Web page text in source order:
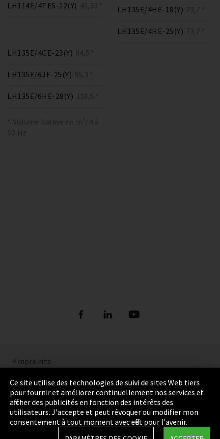
LH114E/4TES-12(Y) 41,33 * LH135E/4HE-18(Y) 73,7 *
LH135E/4HE-25(Y) 73,7 *
LH135E/4GE-23(Y) 84,5 *
LH135E/6JE-25(Y) 95,3 *
LH135E/6HE-28(Y) 110,5 *
* Volume balayé en m³/h à
50 Hz
Empreinte
Politique de confidentialité
Cookie Settings
Termes et Conditions
Ce site utilise des technologies de suivi de sites Web tiers
pour fournir et améliorer continuellement nos services et
afficher des publicités en fonction des intérêts des
utilisateurs. J'accepte et peut révoquer ou modifier mon
consentement à tout moment avec effet pour l'avenir.